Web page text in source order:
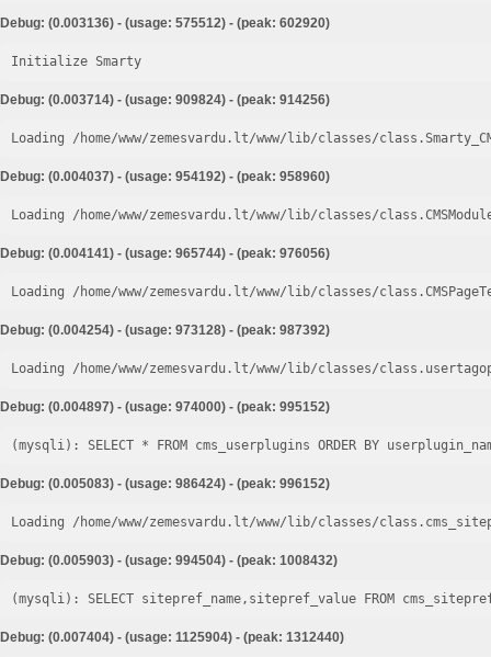
Debug: (0.003136) - (usage: 575512) - (peak: 602920)
Initialize Smarty
Debug: (0.003714) - (usage: 909824) - (peak: 914256)
Loading /home/www/zemesvardu.lt/www/lib/classes/
Debug: (0.004037) - (usage: 954192) - (peak: 958960)
Loading /home/www/zemesvardu.lt/www/lib/classes/
Debug: (0.004141) - (usage: 965744) - (peak: 976056)
Loading /home/www/zemesvardu.lt/www/lib/classes/
Debug: (0.004254) - (usage: 973128) - (peak: 987392)
Loading /home/www/zemesvardu.lt/www/lib/classes/
Debug: (0.004897) - (usage: 974000) - (peak: 995152)
Debug: (0.005083) - (usage: 986424) - (peak: 996152)
Loading /home/www/zemesvardu.lt/www/lib/classes/
Debug: (0.005903) - (usage: 994504) - (peak: 1008432)
Debug: (0.007404) - (usage: 1125904) - (peak: 1312440)